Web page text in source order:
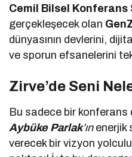
Cemil Bilsel Konferans
gerçekleşecek olan
dünyasının devlerini,
ve sporun efsanelerini
Zirve’de Seni
Bu sadece bir konferans
Aybüke Parlak’ınenerjik
verecek bir vizyon